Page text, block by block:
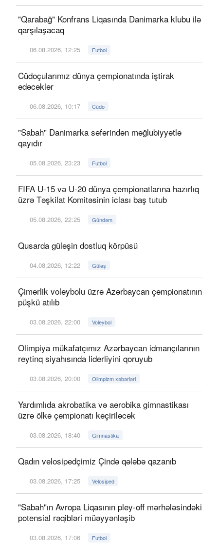
"Qarabağ" Konfrans Liqasında Danimarka klubu ilə
qarşılaşacaq
06.08.2026, 12:25 Futbol
Cüdoçularımız dünya çempionatında iştirak
edəcəklər
06.08.2026, 10:17 Cüdo
"Sabah" Danimarka səfərindən məğlubiyyətlə
qayıdır
05.08.2026, 23:23 Futbol
FIFA U-15 və U-20 dünya çempionatlarına hazırlıq
üzrə Təşkilat Komitəsinin iclası baş tutub
05.08.2026, 22:25 Gündəm
Qusarda güləşin dostluq körpüsü
04.08.2026, 12:22 Güləş
Çimərlik voleybolu üzrə Azərbaycan çempionatının
püşkü atılıb
03.08.2026, 22:00 Voleybol
Olimpiya mükafatçımız Azərbaycan idmançılarının
reytinq siyahısında liderliyini qoruyub
03.08.2026, 20:00 Olimpizm xəbərləri
Yardımlıda akrobatika və aerobika gimnastikası
üzrə ölkə çempionatı keçiriləcək
03.08.2026, 18:40 Gimnastika
Qadın velosipedçimiz Çində qələbə qazanıb
03.08.2026, 17:25 Velosiped
"Sabah"ın Avropa Liqasının pley-off mərhələsindəki
potensial rəqibləri müəyyənləşib
03.08.2026, 17:06 Futbol